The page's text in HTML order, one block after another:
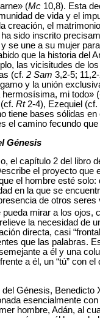
(Mc 10,8). Esta
de vida y el
creación, el
sido inscrito
se une a su mujer
que la historia del
las vicisitudes de
(cf. 2 Sam 3,2-5;
y la unión
mi todo» (
Rt2-4), Ezequiel (cf.
tiene bases sólidas
el camino fecundo
Génesis
el capítulo 2 del libro
el proyecto que
el hombre esté solo:
en la que se
de otros
mirar a los ojos,
la necesidad
directa, casi
que las palabras.
a él y una
a él, un “tú” con
Génesis,
esencialmente
hombre, Adán, al